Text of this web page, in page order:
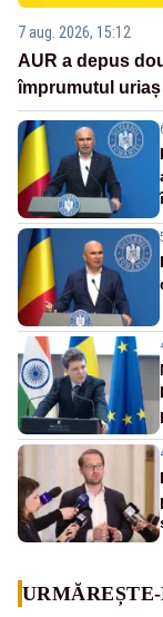
7 aug. 2026, 15:12
AUR a depus
împrumutul uriaș